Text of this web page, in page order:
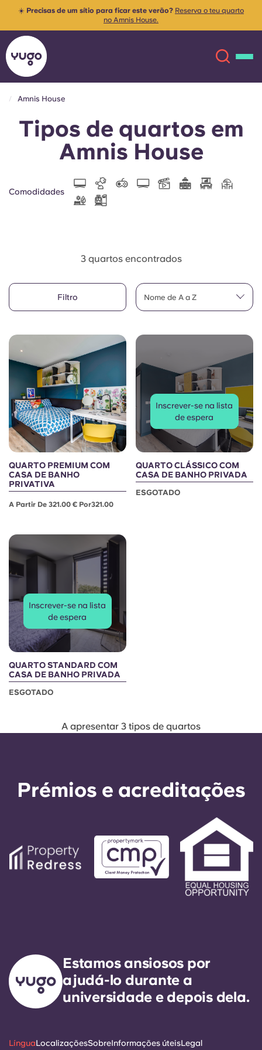
Sobre
Localizações
Mais
English (GB)
Chinese
Español
Català
Deutsch
Italian
Portuguese
Selecione um país
Selecione uma residência
Iniciar sessão
Reservar agora
English (GB)
English (US)
Chinese Español
☀️ Precisas de um sítio para ficar este verão? Reserva o teu quarto
no Amnis House.
Amnis House
Tipos de quartos em
Amnis House
Comodidades
3 quartos encontrados
Filtro Nome de A a Z
QUARTO PREMIUM COM
CASA DE BANHO
PRIVATIVA
A Partir De 321.00 € Por321.00
Inscrever-se na lista
de espera
QUARTO CLÁSSICO COM
CASA DE BANHO PRIVADA
ESGOTADO
Inscrever-se na lista
de espera
QUARTO STANDARD COM
CASA DE BANHO PRIVADA
ESGOTADO
A apresentar 3 tipos de quartos
Prémios e acreditações
Estamos ansiosos por
ajudá-lo durante a
universidade e depois dela.
LínguaLocalizaçõesSobreInformações úteisLegal